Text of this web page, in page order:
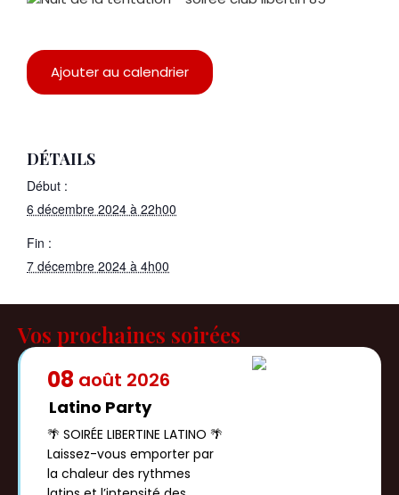
Ajouter au calendrier
DÉTAILS
Début :
6 décembre 2024 à 22h00
Fin :
7 décembre 2024 à 4h00
Vos prochaines soirées
08 août 2026
Latino Party
🌴 SOIRÉE LIBERTINE LATINO 🌴
Laissez-vous emporter par
la chaleur des rythmes